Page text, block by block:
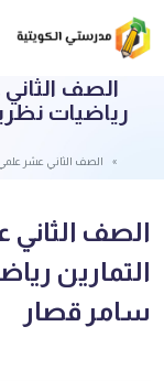
الصف
رياضيات
الصف الثاني عشر
الصف
التمارين
سامر قصار